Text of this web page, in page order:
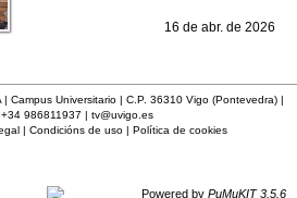
16 de abr. de 2026
Campus Universitario | C.P. 36310 Vigo (Pontevedra) |
986811937 | tv@uvigo.es
| Condicións de uso| Política de cookies
Powered by PuMuKIT 3.5.6